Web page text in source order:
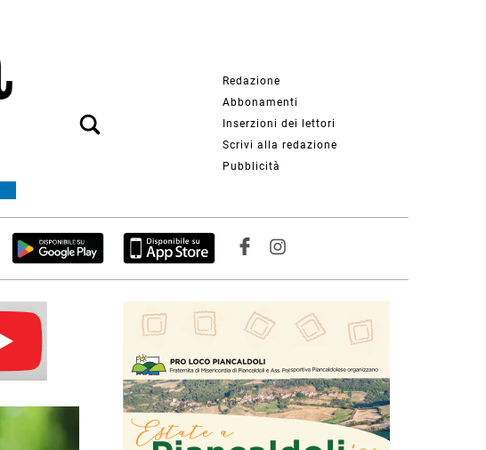
Redazione
Abbonamenti
Inserzioni dei lettori
Scrivi alla redazione
Pubblicità